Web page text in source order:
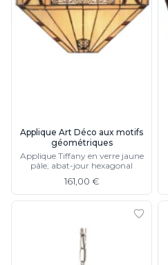
Applique Art Déco aux motifs
géométriques
Applique Tiffany en verre jaune
pâle, abat-jour hexagonal
161,00 €